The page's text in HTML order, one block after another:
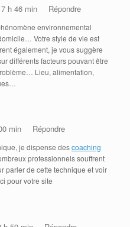
h 46 min Répondre
environnemental
Votre style de vie est
également, je vous suggère
différents facteurs pouvant être
Lieu, alimentation,
min
Répondre
je dispense descoaching
professionnels souffrent
parler de cette technique et voir
pour votre site